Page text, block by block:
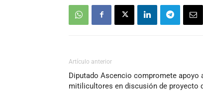
Artículo anterior
Diputado Ascencio compromete apoyo
mitilicultores en discusión de proyecto